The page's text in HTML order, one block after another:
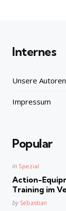
Internes
Unsere Autoren
Impressum
Popular
Posted
in Spezial
Action-
Training im
Posted
by Sebastian